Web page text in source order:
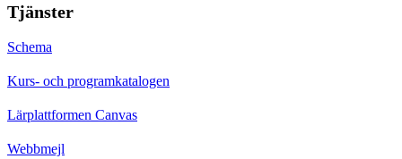
Tjänster
Schema
Kurs- och programkatalogen
Lärplattformen Canvas
Webbmejl